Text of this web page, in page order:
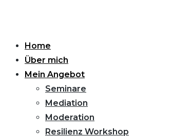
Home
Über mich
Mein Angebot
Seminare
Mediation
Moderation
Resilienz Workshop